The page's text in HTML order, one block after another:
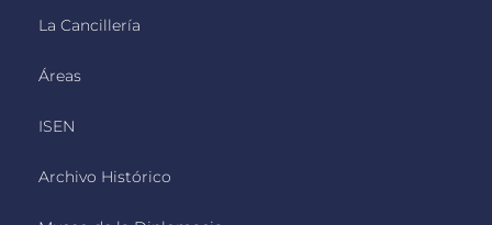
La Cancillería
Áreas
ISEN
Archivo Histórico